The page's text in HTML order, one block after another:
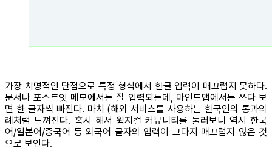
가장 치명적인 단점으로 특정 형식에서 한글 입력이 매끄럽지 못하다.
문서나 포스트잇 메모에서는 잘 입력되는데, 마인드맵에서는 쓰다 보
면 한 글자씩 빠진다. 마치 (해외 서비스를 사용하는 한국인의 통과의
례처럼 느껴진다. 혹시 해서 윔지컬 커뮤니티를 둘러보니 역시 한국
어/일본어/중국어 등 외국어 글자의 입력이 그다지 매끄럽지 않은 것
으로 보인다.